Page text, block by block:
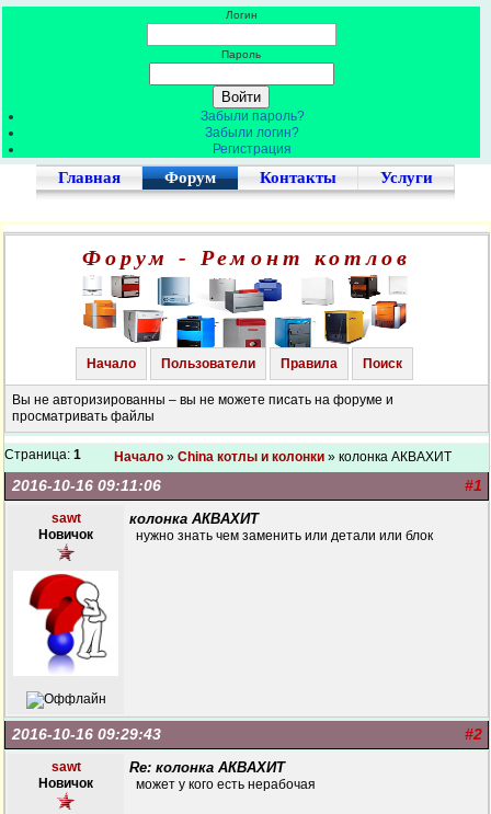
Логин
Пароль
Забыли пароль?
Забыли логин?
Регистрация
Главная Форум Контакты Услуги
Форум - Ремонт котлов
Начало Пользователи Правила Поиск
Вы не авторизированны – вы не можете писать на форуме и
просматривать файлы
Страница: 1 Начало » China котлы и колонки » колонка АКВАХИТ
#1
2016-10-16 09:11:06
sawt
Новичок
колонка АКВАХИТ
нужно знать чем заменить или детали или блок
#2
2016-10-16 09:29:43
sawt
Новичок
Re: колонка АКВАХИТ
может у кого есть нерабочая